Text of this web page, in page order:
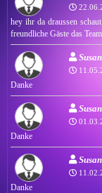
hey ihr da draussen
freundliche Gäste das
Danke
Danke
Danke